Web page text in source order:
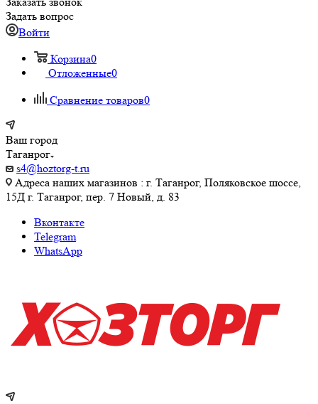
Задать вопрос
Войти
Корзина0
Отложенные0
Сравнение товаров0
Ваш город
Таганрог
s4@hoztorg-t.ru
Адреса наших магазинов : г. Таганрог, Поляковское шоссе,
15Д г. Таганрог, пер. 7 Новый, д. 83
Вконтакте
Telegram
WhatsApp